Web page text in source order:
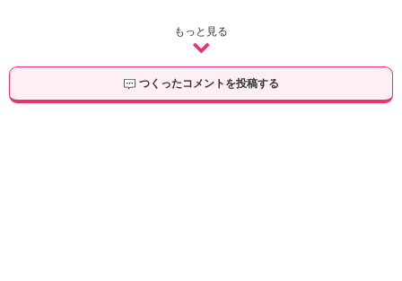
もっと見る
つくったコメントを投稿する